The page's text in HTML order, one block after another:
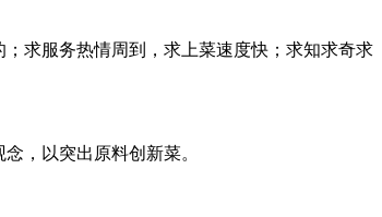
求服务热情周到，求上菜速度快；求知求奇求
，以突出原料创新菜。